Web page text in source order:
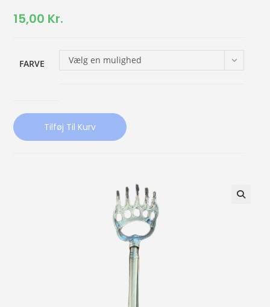
15,00 Kr.
FARVE Vælg en mulighed
Tilføj Til Kurv